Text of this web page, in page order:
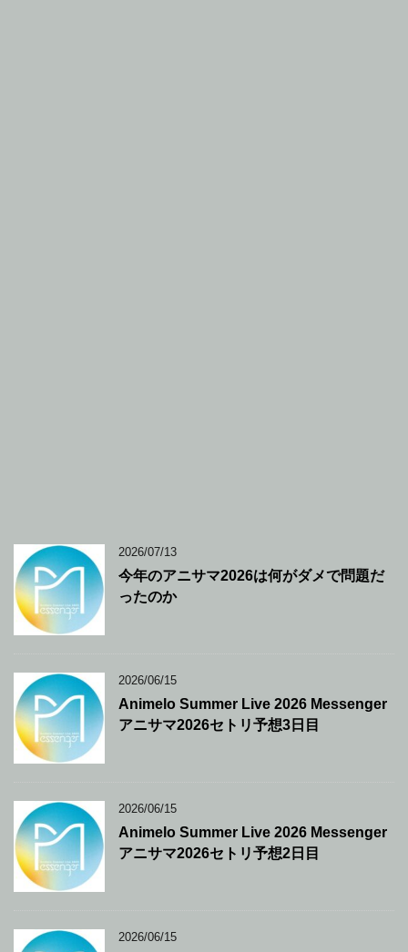
2026/07/13
今年のアニサマ2026は何がダメで問題だ
ったのか
2026/06/15
Animelo Summer Live 2026 Messenger
アニサマ2026セトリ予想3日目
2026/06/15
Animelo Summer Live 2026 Messenger
アニサマ2026セトリ予想2日目
2026/06/15